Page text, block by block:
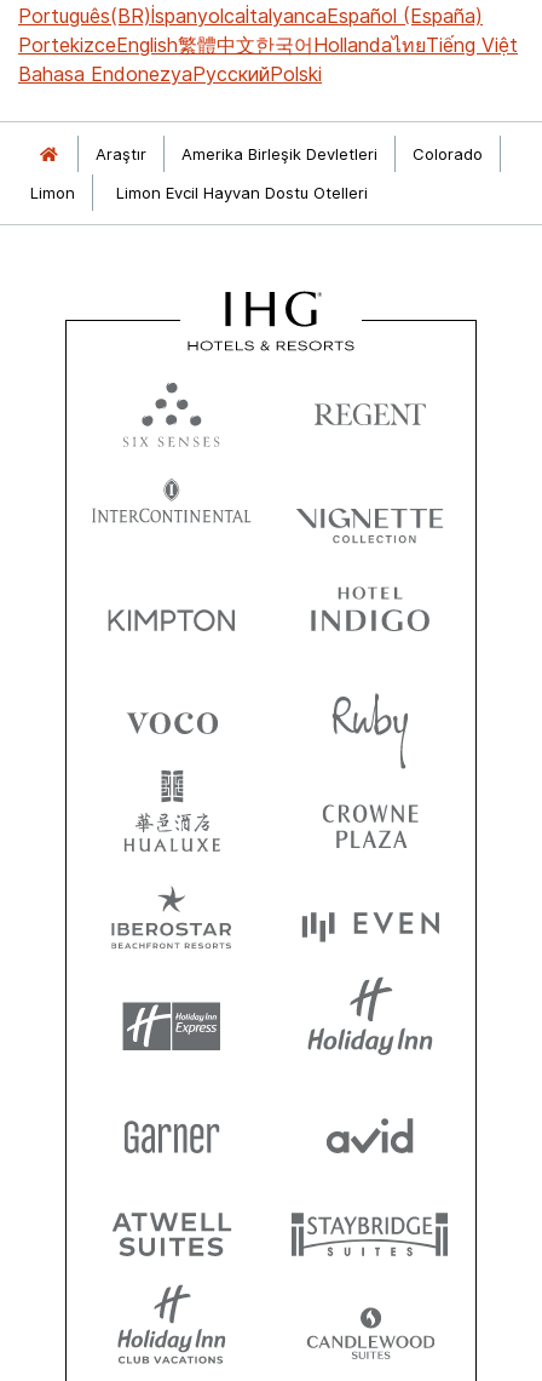
Português(BR)İspanyolcaİtalyancaEspañol (España)
PortekizceEnglish繁體中文한국어HollandaไทยTiếng Việt
Bahasa EndonezyaРусскийPolski
Araştır Amerika Birleşik Devletleri
Colorado
Limon
Limon Evcil Hayvan Dostu Otelleri